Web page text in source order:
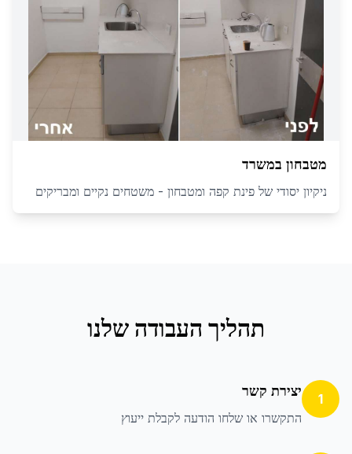
מטבחון במשרד
ניקיון יסודי של פינת קפה ומטבחון - משטחים נקיים ומבריקים
תהליך העבודה שלנו
1 יצירת קשר
התקשרו או שלחו הודעה לקבלת ייעוץ